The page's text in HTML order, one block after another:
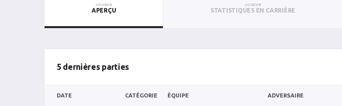
JOUEUR
APERÇU
JOUEUR
STATISTIQUES EN CARRIÈRE
5 dernières parties
DATE CATÉGORIE ÉQUIPE ADVERSAIRE